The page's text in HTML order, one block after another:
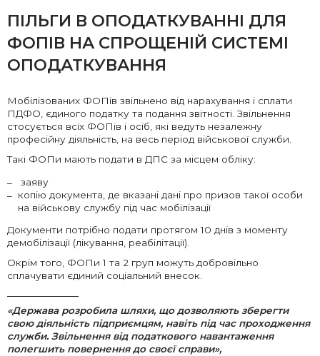
ПІЛЬГИ В ОПОДАТКУВАННІ ДЛЯ
ФОПІВ НА СПРОЩЕНІЙ СИСТЕМІ
ОПОДАТКУВАННЯ
Мобілізованих ФОПів звільнено від нарахування і сплати
ПДФО, єдиного податку та подання звітності. Звільнення
стосується всіх ФОПів і осіб, які ведуть незалежну
професійну діяльність, на весь період військової служби.
Такі ФОПи мають подати в ДПС за місцем обліку:
заяву
копію документа, де вказані дані про призов такої особи
на військову службу під час мобілізації
Документи потрібно подати протягом 10 днів з моменту
демобілізації (лікування, реабілітації).
Окрім того, ФОПи 1 та 2 груп можуть добровільно
сплачувати єдиний соціальний внесок.
«Держава розробила шляхи, що дозволяють зберегти
свою діяльність підприємцям, навіть під час проходження
служби. Звільнення від податкового навантаження
полегшить повернення до своєї справи»,